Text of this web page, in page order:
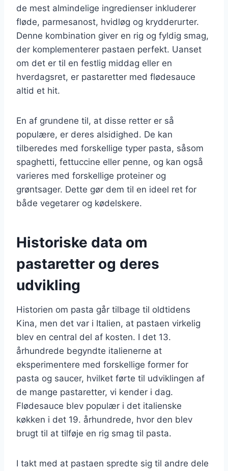
de mest almindelige ingredienser inkluderer
fløde, parmesanost, hvidløg og krydderurter.
Denne kombination giver en rig og fyldig smag,
der komplementerer pastaen perfekt. Uanset
om det er til en festlig middag eller en
hverdagsret, er pastaretter med flødesauce
altid et hit.
En af grundene til, at disse retter er så
populære, er deres alsidighed. De kan
tilberedes med forskellige typer pasta, såsom
spaghetti, fettuccine eller penne, og kan også
varieres med forskellige proteiner og
grøntsager. Dette gør dem til en ideel ret for
både vegetarer og kødelskere.
Historiske data om
pastaretter og deres
udvikling
Historien om pasta går tilbage til oldtidens
Kina, men det var i Italien, at pastaen virkelig
blev en central del af kosten. I det 13.
århundrede begyndte italienerne at
eksperimentere med forskellige former for
pasta og saucer, hvilket førte til udviklingen af
de mange pastaretter, vi kender i dag.
Flødesauce blev populær i det italienske
køkken i det 19. århundrede, hvor den blev
brugt til at tilføje en rig smag til pasta.
I takt med at pastaen spredte sig til andre dele